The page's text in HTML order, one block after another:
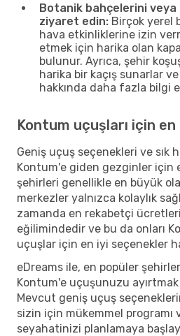
Botanik bahçelerini
ziyaret edin: Birçok yerel
hava etkinliklerine izin
etmek için harika olan
bulunur. Ayrıca, şehir
harika bir kaçış sunarlar
hakkında daha fazla bilgi
Kontum uçuşları için
Geniş uçuş seçenekleri ve sık
Kontum'e giden gezginler için
şehirleri genellikle en büyük
merkezler yalnızca kolaylık
zamanda en rekabetçi
eğilimindedir ve bu da onları
uçuşlar için en iyi seçenekler
eDreams ile, en popüler
Kontum'e uçuşunuzu ayırtmak
Mevcut geniş uçuş
sizin için mükemmel
seyahatinizi planlamaya